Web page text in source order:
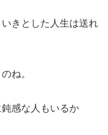
きとした人生は送れ
ね。
感な人もいるか